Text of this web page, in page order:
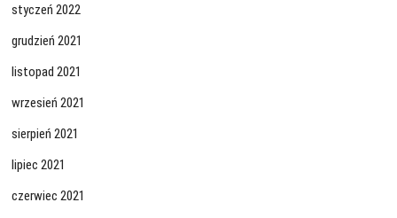
styczeń 2022
grudzień 2021
listopad 2021
wrzesień 2021
sierpień 2021
lipiec 2021
czerwiec 2021